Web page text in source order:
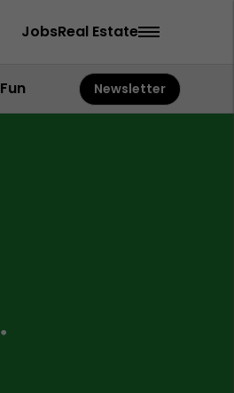
JobsReal Estate
Fun Newsletter